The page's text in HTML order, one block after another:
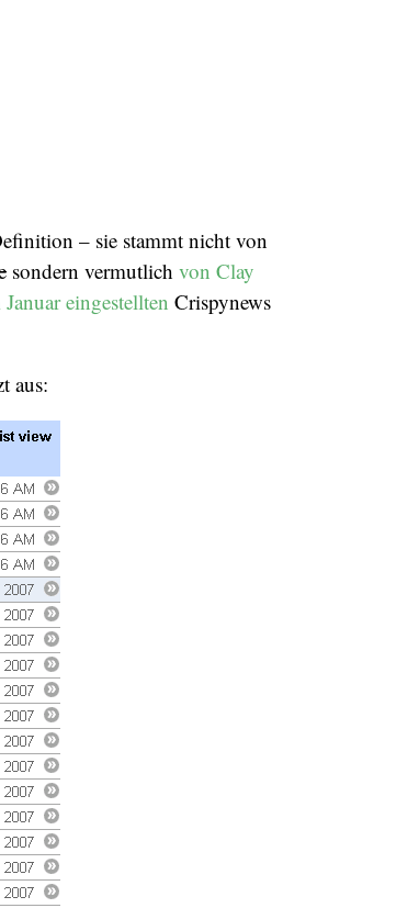
– sie stammt nicht von
sondern vermutlich von Clay
eingestellten Crispynews
aus: